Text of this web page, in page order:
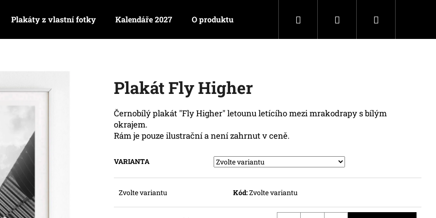
Plakáty z vlastní fotky Kalendáře 2027 O produktu Hledat PřihlášeníNákupní
Plakát Fly Higher
Černobílý plakát "Fly Higher" letounu letícího mezi mrakodrapy s bílým
okrajem.
Rám je pouze ilustrační a není zahrnut v ceně.
VARIANTA
Zvolte variantu Kód:Zvolte variantu
HLEDAT
Doporučujeme